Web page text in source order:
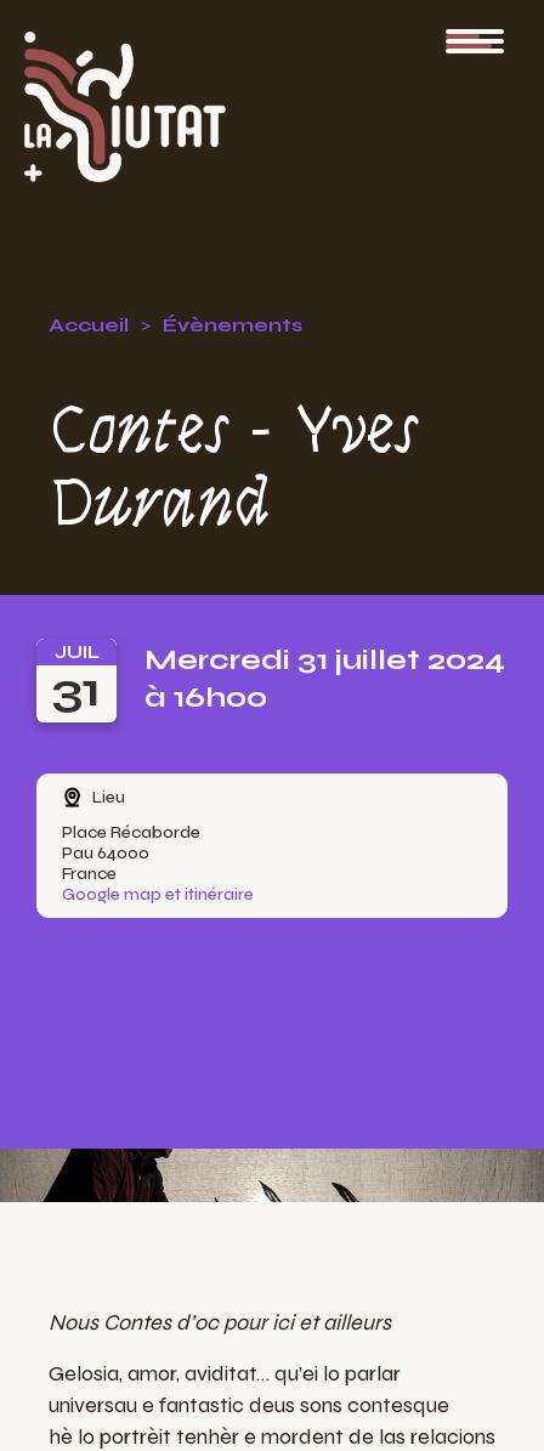
Accueil Évènements
Contes - Yves
Durand
JUIL
31
Mercredi 31 juillet 2024
à 16h00
Lieu
Place Récaborde
Pau 64000
France
Google map et itinéraire
Nous Contes d’oc pour ici et ailleurs
Gelosia, amor, aviditat… qu’ei lo parlar
universaue fantastic deus sons contesque
hè lo portrèit tenhèr e mordent de las relacions